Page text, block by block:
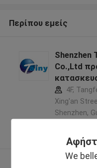
We
Περίπου εμείς
Shenzhen
Co.,Ltd
4F,
Xing'an
Shenzhen,
Δείτε